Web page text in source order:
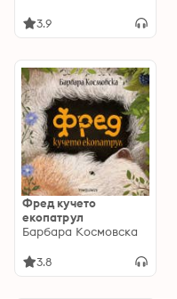
3.9
Фред кучето
екопатрул
Барбара Космовска
3.8